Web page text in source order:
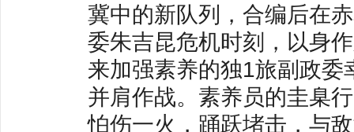
冀中的新队列，合编后在
委朱吉昆危机时刻，以身
来加强素养的独1旅副政
并肩作战。素养员的圭臬
怕伤一火，踊跃堵击，与